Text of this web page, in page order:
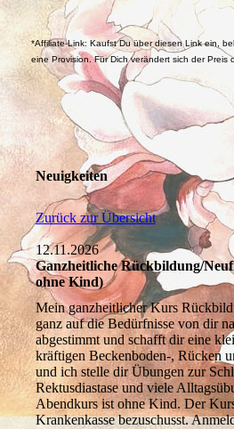
*Affiliate-Link: Kaufst Du über diesen Link ein,
eine Provision. Für Dich verändert sich der Preis
Neuigkeiten
Zurück zur Übersicht
12.11.2026
Ganzheitliche Rückbildung/
ohne Kind)
Mein ganzheitlicher Kurs
ganz auf die Bedürfnisse von dir
abgestimmt und schafft dir eine
kräftigen Beckenboden-, Rücken
und ich stelle dir Übungen zur
Rektusdiastase und viele
Abendkurs ist ohne Kind. Der
Krankenkasse bezuschusst.